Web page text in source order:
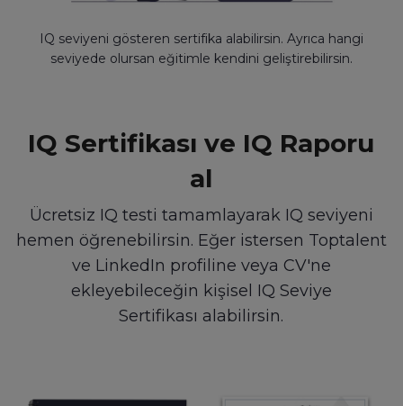
IQ seviyeni gösteren sertifika alabilirsin. Ayrıca hangi
seviyede olursan eğitimle kendini geliştirebilirsin.
IQ Sertifikası ve IQ Raporu
al
Ücretsiz IQ testi tamamlayarak IQ seviyeni
hemen öğrenebilirsin. Eğer istersen Toptalent
ve LinkedIn profiline veya CV'ne
ekleyebileceğin kişisel IQ Seviye
Sertifikası alabilirsin.